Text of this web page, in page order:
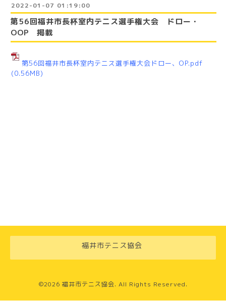
2022-01-07 01:19:00
第56回福井市長杯室内テニス選手権大会 ドロー・
OOP 掲載
第56回福井市長杯室内テニス選手権大会ドロー、OP.pdf
(0.56MB)
福井市テニス協会
©2026 福井市テニス協会. All Rights Reserved.